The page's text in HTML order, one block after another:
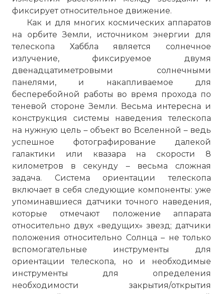
фиксирует относительное движение.
Как и для многих космических аппаратов
на орбите Земли, источником энергии для
телескопа Хаббла является солнечное
излучение, фиксируемое двумя
двенадцатиметровыми солнечными
панелями, и накапливаемое для
бесперебойной работы во время прохода по
теневой стороне Земли. Весьма интересна и
конструкция системы наведения телескопа
на нужную цель – объект во Вселенной – ведь
успешное фотографирование далекой
галактики или квазара на скорости 8
километров в секунду – весьма сложная
задача. Система ориентации телескопа
включает в себя следующие компоненты: уже
упоминавшиеся датчики точного наведения,
которые отмечают положение аппарата
относительно двух «ведущих» звезд; датчики
положения относительно Солнца – не только
вспомогательные инструменты для
ориентации телескопа, но и необходимые
инструменты для определения
необходимости закрытия/открытия